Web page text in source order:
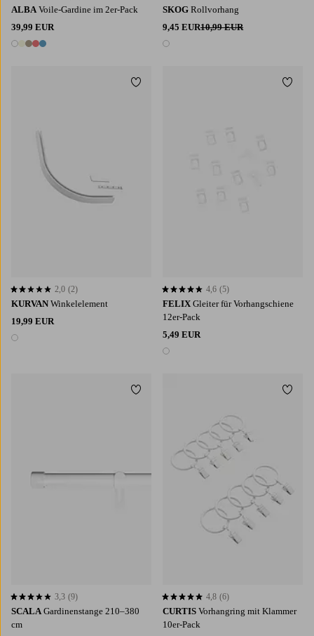
ALBA Voile-Gardine im 2er-Pack
39,99 EUR
5 Farben
SKOG Rollvorhang
9,45 EUR10,99 EUR
1 Farbe
KURVAN Winkelelement
19,99 EUR
1 Farbe
2,0 basierend auf 2 Bewertungen
2,0 (2)
Zu Favoriten hinzufügen
FELIX Gleiter für Vorhangschiene
12er-Pack
5,49 EUR
1 Farbe
4,6 basierend auf 5 Bewertungen
4,6 (5)
Zu
SCALA Gardinenstange 210–380
cm
3,3 basierend auf 9 Bewertungen
3,3 (9)
Zu Favoriten hinzufügen
CURTIS Vorhangring mit Klammer
10er-Pack
4,8 basierend auf 6 Bewertungen
4,8 (6)
Zu